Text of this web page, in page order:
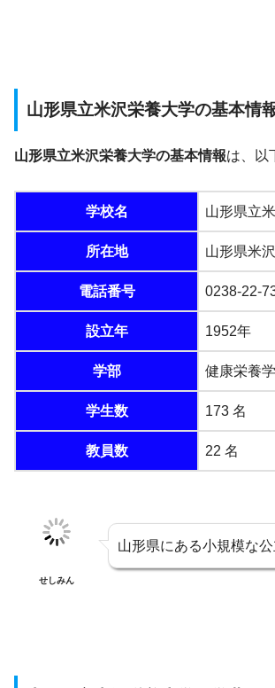
山形県立米沢栄養大学の基本情
山形県立米沢栄養大学の基本情報は、以
学校名 山形県立
所在地 山形県米
電話番号 0238-22-
設立年 1952年
学部 健康栄養
学生数 173 名
教員数 22 名
せしみん
山形県にある小規模な公